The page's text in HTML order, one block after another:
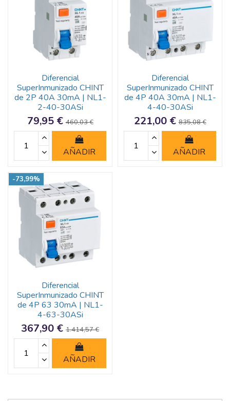
Diferencial
SuperInmunizado CHINT
de 2P 40A 30mA | NL1-
2-40-30ASi
79,95 €460,03 €
AÑADIR
Diferencial
SuperInmunizado CHINT
de 4P 40A 30mA | NL1-
4-40-30ASi
221,00 €835,08 €
AÑADIR
-73,99%
Diferencial
SuperInmunizado CHINT
de 4P 63 30mA | NL1-
4-63-30ASi
367,90 € 1.414,57 €
AÑADIR